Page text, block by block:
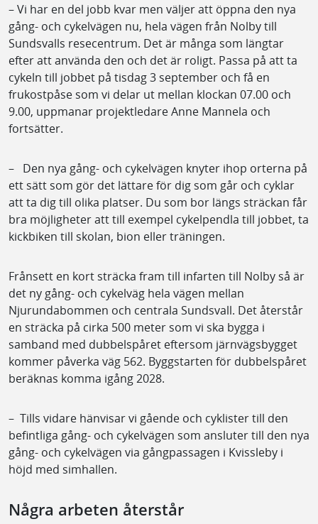
– Vi har en del jobb kvar men väljer att öppna den nya
gång- och cykelvägen nu, hela vägen från Nolby till
Sundsvalls resecentrum. Det är många som längtar
efter att använda den och det är roligt. Passa på att ta
cykeln till jobbet på tisdag 3 september och få en
frukostpåse som vi delar ut mellan klockan 07.00 och
9.00, uppmanar projektledare Anne Mannela och
fortsätter.
– Den nya gång- och cykelvägen knyter ihop orterna på
ett sätt som gör det lättare för dig som går och cyklar
att ta dig till olika platser. Du som bor längs sträckan får
bra möjligheter att till exempel cykelpendla till jobbet, ta
kickbiken till skolan, bion eller träningen.
Frånsett en kort sträcka fram till infarten till Nolby så är
det ny gång- och cykelväg hela vägen mellan
Njurundabommen och centrala Sundsvall. Det återstår
en sträcka på cirka 500 meter som vi ska bygga i
samband med dubbelspåret eftersom järnvägsbygget
kommer påverka väg 562. Byggstarten för dubbelspåret
beräknas komma igång 2028.
– Tills vidare hänvisar vi gående och cyklister till den
befintliga gång- och cykelvägen som ansluter till den nya
gång- och cykelvägen via gångpassagen i Kvissleby i
höjd med simhallen.
Några arbeten återstår